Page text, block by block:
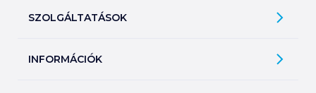
SZOLGÁLTATÁSOK
Árfigyelő
INFORMÁCIÓK